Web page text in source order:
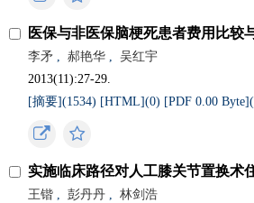
医保与非医保脑梗死患者费用比较
李矛 , 郝艳华 ,
吴红宇
2013(11):27-29.
[摘要](1534) [HTML](0) [PDF 0.00 Byte](
实施临床路径对人工膝关节置换术
王锴 , 彭丹丹 ,
林剑浩